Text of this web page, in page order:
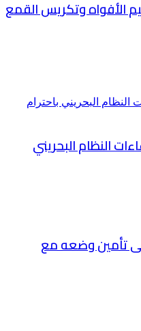
الأفواه وتكريس القمع
النظام البحريني
تأمين وضعه مع